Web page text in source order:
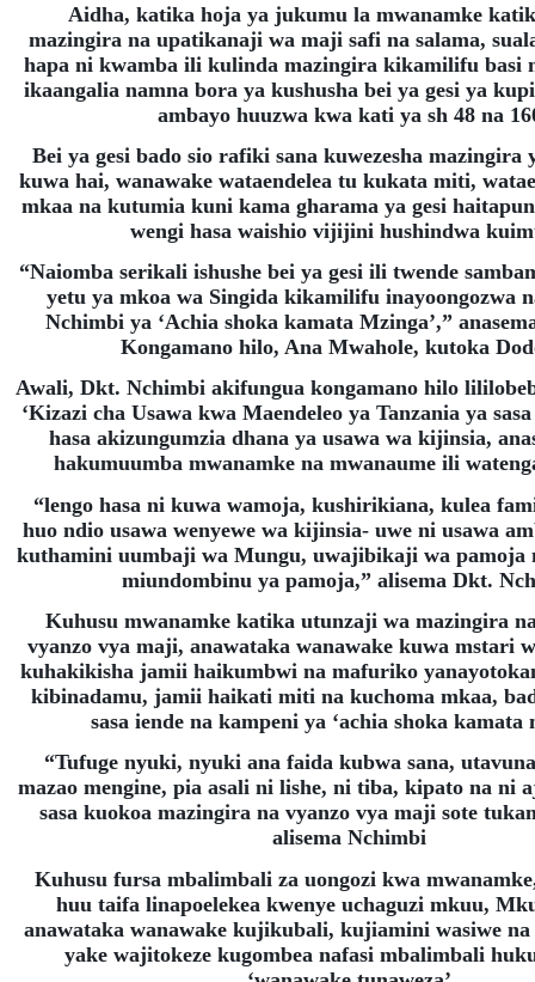
Aidha, katika hoja ya jukumu la mwanamke
mazingira na upatikanaji wa maji safi na salama,
hapa ni kwamba ili kulinda mazingira kikamilifu basi
ikaangalia namna bora ya kushusha bei ya gesi ya
ambayo huuzwa kwa kati ya sh 48 na
Bei ya gesi bado sio rafiki sana kuwezesha mazingira
kuwa hai, wanawake wataendelea tu kukata miti,
mkaa na kutumia kuni kama gharama ya gesi
wengi hasa waishio vijijini hushindwa
“Naiomba serikali ishushe bei ya gesi ili twende
yetu ya mkoa wa Singida kikamilifu inayoongozwa
Nchimbi ya ‘Achia shoka kamata Mzinga’,”
Kongamano hilo, Ana Mwahole, kutoka
Awali, Dkt. Nchimbi akifungua kongamano hilo
‘Kizazi cha Usawa kwa Maendeleo ya Tanzania ya
hasa akizungumzia dhana ya usawa wa kijinsia,
hakumuumba mwanamke na mwanaume ili
“lengo hasa ni kuwa wamoja, kushirikiana, kulea
huo ndio usawa wenyewe wa kijinsia- uwe ni usawa
kuthamini uumbaji wa Mungu, uwajibikaji wa pamoja
miundombinu ya pamoja,” alisema Dkt.
Kuhusu mwanamke katika utunzaji wa mazingira
vyanzo vya maji, anawataka wanawake kuwa mstari
kuhakikisha jamii haikumbwi na mafuriko
kibinadamu, jamii haikati miti na kuchoma mkaa,
sasa iende na kampeni ya ‘achia shoka kamata
“Tufuge nyuki, nyuki ana faida kubwa sana,
mazao mengine, pia asali ni lishe, ni tiba, kipato na ni
sasa kuokoa mazingira na vyanzo vya maji sote
alisema Nchimbi
Kuhusu fursa mbalimbali za uongozi kwa
huu taifa linapoelekea kwenye uchaguzi mkuu,
anawataka wanawake kujikubali, kujiamini wasiwe na
yake wajitokeze kugombea nafasi mbalimbali